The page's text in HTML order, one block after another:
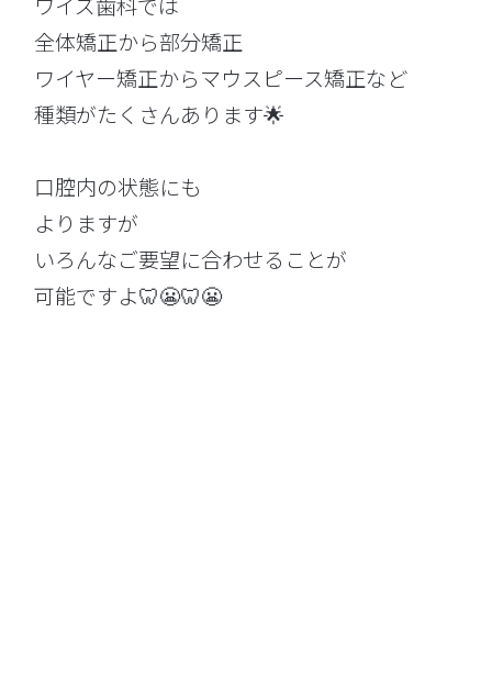
全体矯正から部分矯正
ワイヤー矯正からマウスピース矯正など
種類がたくさんあります🌟
口腔内の状態にも
よりますが
いろんなご要望に合わせることが
可能ですよ🦷😬🦷😬